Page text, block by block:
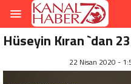
Hüseyin Kıran `dan
22 Nisan 2020 -